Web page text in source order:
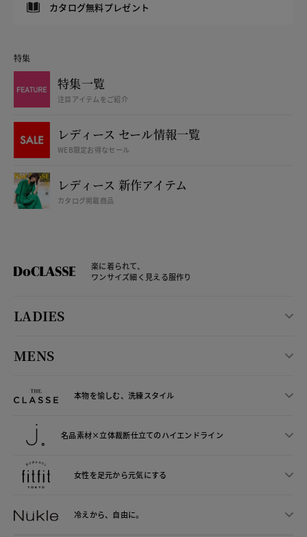
カタログ無料プレゼント
特集
特集一覧
注目アイテムをご紹介
レディース セール情報一覧
WEB限定お得なセール
レディース 新作アイテム
カタログ掲載商品
楽に着られて、
ワンサイズ細く見える服作り
LADIES
MENS
本物を愉しむ、洗練スタイル
名品素材×立体裁断仕立てのハイエンドライン
女性を足元から元気にする
冷えから、 自由に。